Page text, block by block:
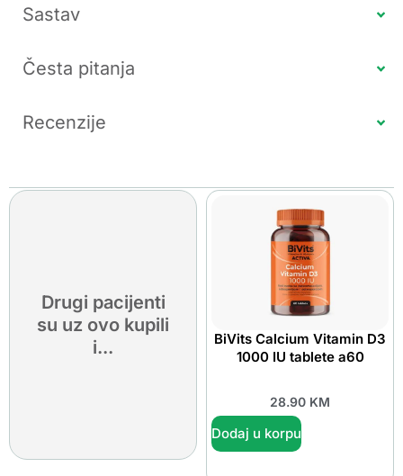
Sastav
Česta pitanja
Recenzije
Drugi pacijenti
su uz ovo kupili
i...
BiVits Calcium Vitamin D3
1000 IU tablete a60
28.90 KM
Dodaj u korpu